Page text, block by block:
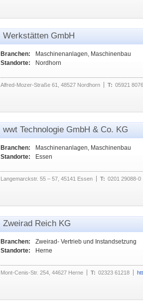
Werkstätten GmbH
Branchen:
Maschinenanlagen, Maschinenbau
Standorte:
Nordhorn
Alfred-Mozer-Straße 61, 48527 Nordhorn T: 05921
wwt Technologie GmbH & Co. KG
Branchen:
Maschinenanlagen, Maschinenbau
Standorte:
Essen
Langemarckstr. 55 – 57, 45141 Essen T: 0201 29088-0
Zweirad Reich KG
Branchen:
Zweirad- Vertrieb und Instandsetzung
Standorte:
Herne
Mont-Cenis-Str. 254, 44627 Herne T: 02323 61218